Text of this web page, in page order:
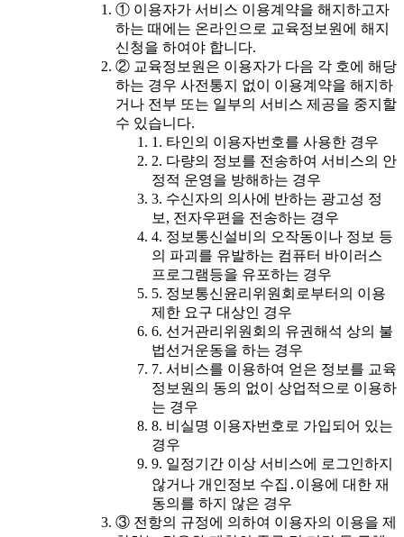
① 이용자가 서비스 이용계약을 해지하고자
하는 때에는 온라인으로 교육정보원에 해지
신청을 하여야 합니다.
② 교육정보원은 이용자가 다음 각 호에 해당
하는 경우 사전통지 없이 이용계약을 해지하
거나 전부 또는 일부의 서비스 제공을 중지할
수 있습니다.
1. 타인의 이용자번호를 사용한 경우
2. 다량의 정보를 전송하여 서비스의 안
정적 운영을 방해하는 경우
3. 수신자의 의사에 반하는 광고성 정
보, 전자우편을 전송하는 경우
4. 정보통신설비의 오작동이나 정보 등
의 파괴를 유발하는 컴퓨터 바이러스
프로그램등을 유포하는 경우
5. 정보통신윤리위원회로부터의 이용
제한 요구 대상인 경우
6. 선거관리위원회의 유권해석 상의 불
법선거운동을 하는 경우
7. 서비스를 이용하여 얻은 정보를 교육
정보원의 동의 없이 상업적으로 이용하
는 경우
8. 비실명 이용자번호로 가입되어 있는
경우
9. 일정기간 이상 서비스에 로그인하지
않거나 개인정보 수집․이용에 대한 재
동의를 하지 않은 경우
③ 전항의 규정에 의하여 이용자의 이용을 제